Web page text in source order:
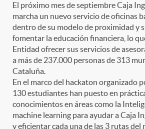
l
a
d
r
c
a
t
d
o
A
n
d
o
r
d
El próximo mes de septiembre Caja
marcha un nuevo servicio de oficinas
dentro de su modelo de proximidad y
fomentar la educación financiera, lo
Entidad ofrecer sus servicios de
a más de 237.000 personas de 313
Cataluña.
En el marco del hackaton organizado
130 estudiantes han puesto en
conocimientos en áreas como la
machine learning para ayudar a Caja
y eficientar cada una de las 3 rutas del